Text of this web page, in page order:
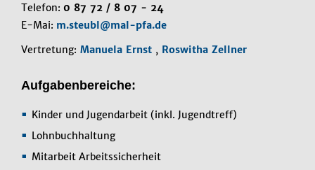
Telefon: 0 87 72 / 8 07 - 24
E-Mai: m.steubl@mal-pfa.de
Vertretung: Manuela Ernst , Roswitha Zellner
Aufgabenbereiche:
Kinder und Jugendarbeit (inkl. Jugendtreff)
Lohnbuchhaltung
Mitarbeit Arbeitssicherheit